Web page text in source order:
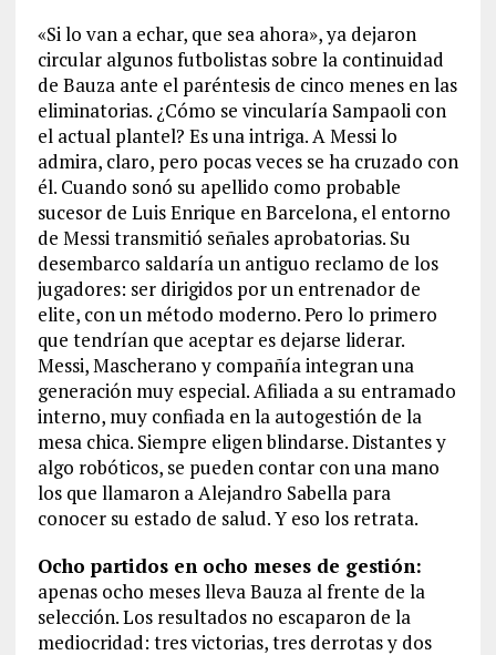
«Si lo van a echar, que sea ahora», ya dejaron
circular algunos futbolistas sobre la continuidad
de Bauza ante el paréntesis de cinco menes en las
eliminatorias. ¿Cómo se vincularía Sampaoli con
el actual plantel? Es una intriga. A Messi lo
admira, claro, pero pocas veces se ha cruzado con
él. Cuando sonó su apellido como probable
sucesor de Luis Enrique en Barcelona, el entorno
de Messi transmitió señales aprobatorias. Su
desembarco saldaría un antiguo reclamo de los
jugadores: ser dirigidos por un entrenador de
elite, con un método moderno. Pero lo primero
que tendrían que aceptar es dejarse liderar.
Messi, Mascherano y compañía integran una
generación muy especial. Afiliada a su entramado
interno, muy confiada en la autogestión de la
mesa chica. Siempre eligen blindarse. Distantes y
algo robóticos, se pueden contar con una mano
los que llamaron a Alejandro Sabella para
conocer su estado de salud. Y eso los retrata.
Ocho partidos en ocho meses de gestión:
apenas ocho meses lleva Bauza al frente de la
selección. Los resultados no escaparon de la
mediocridad: tres victorias, tres derrotas y dos